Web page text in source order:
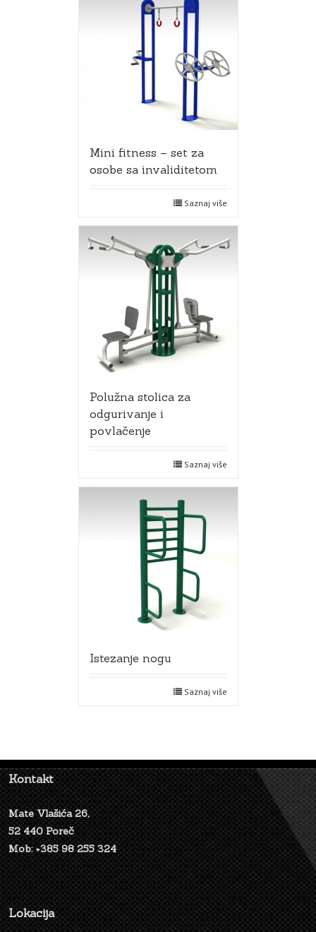
Mini fitness – set za
osobe sa invaliditetom
Saznaj više
Polužna stolica za
odgurivanje i
povlačenje
Saznaj više
Istezanje nogu
Saznaj više
Kontakt
Mate Vlašića 26,
52 440 Poreč
Mob: +385 98 255 324
Lokacija